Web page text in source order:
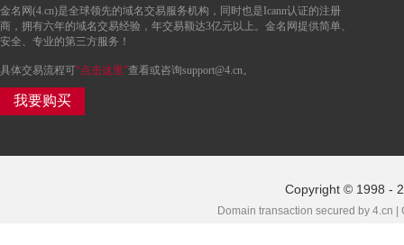
金名网(4.cn)是全球领先的域名交易服务机构，同时也是Icann认证的注册
商，拥有六年的域名交易经验，年交易额达3亿元以上。金名网提供简单、
安全、专业的第三方服务！
具体交易流程可“点击这里”查看或咨询support@4.cn。
我要购买
Copyright © 1998 -
Domain transaction secured by 4.cn